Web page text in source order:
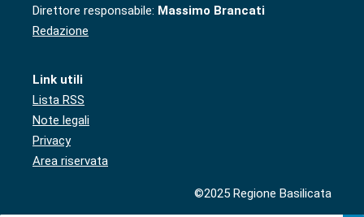
Direttore responsabile: Massimo Brancati
Redazione
Link utili
Lista RSS
Note legali
Privacy
Area riservata
©2025 Regione Basilicata